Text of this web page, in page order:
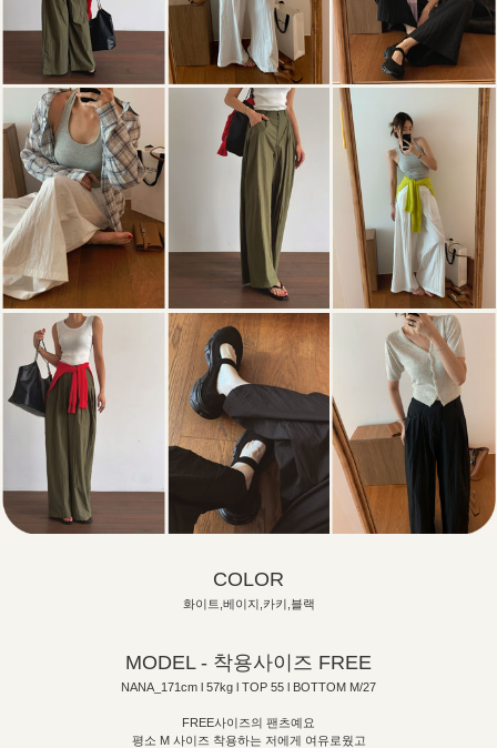
COLOR
화이트,베이지,카키,블랙
MODEL - 착용사이즈 FREE
NANA_171cm l 57kg l TOP 55 l BOTTOM M/27
FREE사이즈의 팬츠예요
평소 M 사이즈 착용하는 저에게 여유로웠고